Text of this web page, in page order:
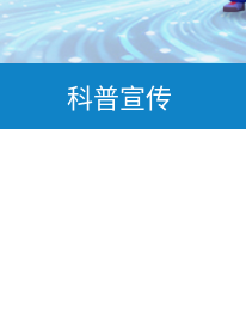
科普宣传